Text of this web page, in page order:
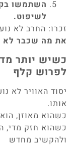
השתמשו
לשיפוט.
זכרו: החרב לא
את מה שכבר
כשיש יותר
לפרוש קלף
יסוד האוויר לא
אותו.
כשהוא מאוזן,
כשהוא חזק מדי,
ולהקשיב מחדש